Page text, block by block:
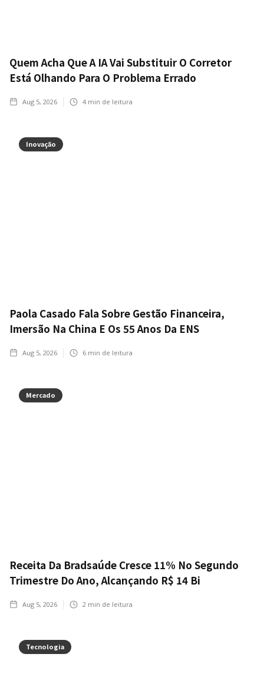
Quem Acha Que A IA Vai Substituir O Corretor
Está Olhando Para O Problema Errado
Aug 5, 2026 4 min de leitura
Inovação
Paola Casado Fala Sobre Gestão Financeira,
Imersão Na China E Os 55 Anos Da ENS
Aug 5, 2026 6 min de leitura
Mercado
Receita Da Bradsaúde Cresce 11% No Segundo
Trimestre Do Ano, Alcançando R$ 14 Bi
Aug 5, 2026 2 min de leitura
Tecnologia